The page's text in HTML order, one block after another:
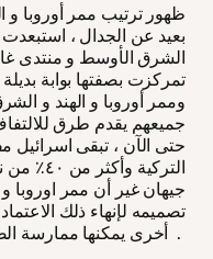
ظهور ترتيب ممر أوروبا
بعيد عن الجدال ، استبعدت
الشرق الأوسط و منتدى
تمركزت بصفتها بوابة
وممر أوروبا و الهند و
جميعهم يقدم طرق
حتى الآن ، تبقى اسرائيل
التركية
جيهان غير أن ممر اوروبا
تصميمه لإنهاء ذلك
أخرى يمكنها ممارسة الضغط على إسرائيل .